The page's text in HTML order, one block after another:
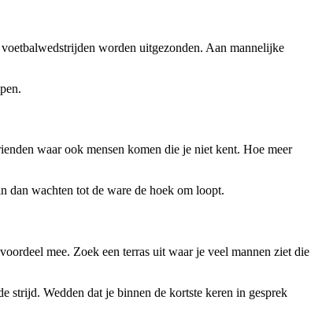
worden uitgezonden. Aan mannelijke
waar ook mensen komen die je niet kent. Hoe meer
dan wachten tot de ware de hoek om loopt.
mee. Zoek een terras uit waar je veel mannen ziet die
strijd. Wedden dat je binnen de kortste keren in gesprek